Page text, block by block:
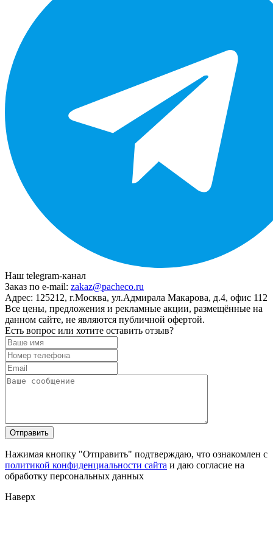
Наш telegram-канал
Заказ по e-mail: zakaz@pacheco.ru
Адрес: 125212, г.Москва, ул.Адмирала Макарова, д.4, офис 112
Все цены, предложения и рекламные акции, размещённые на
данном сайте, не являются публичной офертой.
Есть вопрос или хотите оставить отзыв?
Нажимая кнопку "Отправить" подтверждаю, что ознакомлен с
политикой конфиденциальности сайта и даю согласие на
обработку персональных данных
Наверх